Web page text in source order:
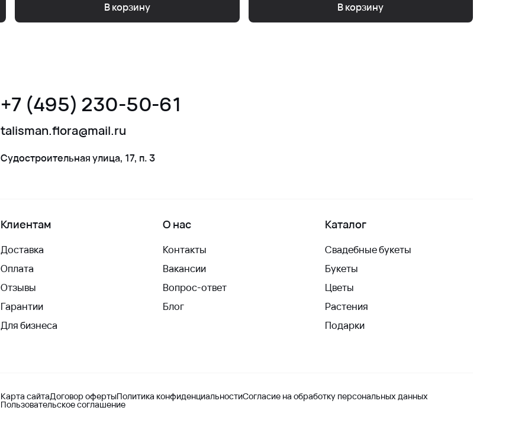
В корзину В корзину
+7 (495) 230-50-61
talisman.flora@mail.ru
Судостроительная улица, 17, п. 3
Клиентам
Доставка
Оплата
Отзывы
Гарантии
Для бизнеса
О нас
Контакты
Вакансии
Вопрос-ответ
Блог
Каталог
Свадебные букеты
Букеты
Цветы
Растения
Подарки
Карта сайтаДоговор офертыПолитика конфиденциальностиСогласие на обработку персональных данных
Пользовательское соглашение